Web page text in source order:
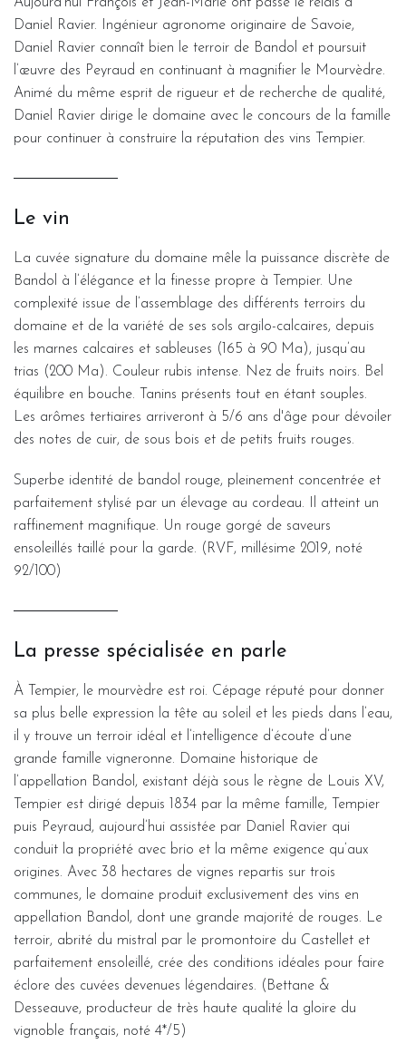
Daniel Ravier. Ingénieur agronome originaire de Savoie,
Daniel Ravier connaît bien le terroir de Bandol et poursuit
l’œuvre des Peyraud en continuant à magnifier le Mourvèdre.
Animé du même esprit de rigueur et de recherche de qualité,
Daniel Ravier dirige le domaine avec le concours de la famille
pour continuer à construire la réputation des vins Tempier.
Le vin
La cuvée signature du domaine mêle la puissance discrète de
Bandol à l’élégance et la finesse propre à Tempier. Une
complexité issue de l’assemblage des différents terroirs du
domaine et de la variété de ses sols argilo-calcaires, depuis
les marnes calcaires et sableuses (165 à 90 Ma), jusqu’au
trias (200 Ma). Couleur rubis intense. Nez de fruits noirs. Bel
équilibre en bouche. Tanins présents tout en étant souples.
Les arômes tertiaires arriveront à 5/6 ans d'âge pour dévoiler
des notes de cuir, de sous bois et de petits fruits rouges.
Superbe identité de bandol rouge, pleinement concentrée et
parfaitement stylisé par un élevage au cordeau. Il atteint un
raffinement magnifique. Un rouge gorgé de saveurs
ensoleillés taillé pour la garde. (RVF, millésime 2019, noté
92/100)
La presse spécialisée en parle
À Tempier, le mourvèdre est roi. Cépage réputé pour donner
sa plus belle expression la tête au soleil et les pieds dans l’eau,
il y trouve un terroir idéal et l’intelligence d’écoute d’une
grande famille vigneronne. Domaine historique de
l’appellation Bandol, existant déjà sous le règne de Louis XV,
Tempier est dirigé depuis 1834 par la même famille, Tempier
puis Peyraud, aujourd’hui assistée par Daniel Ravier qui
conduit la propriété avec brio et la même exigence qu’aux
origines. Avec 38 hectares de vignes repartis sur trois
communes, le domaine produit exclusivement des vins en
appellation Bandol, dont une grande majorité de rouges. Le
terroir, abrité du mistral par le promontoire du Castellet et
parfaitement ensoleillé, crée des conditions idéales pour faire
éclore des cuvées devenues légendaires. (Bettane &
Desseauve, producteur de très haute qualité la gloire du
vignoble français, noté 4*/5)